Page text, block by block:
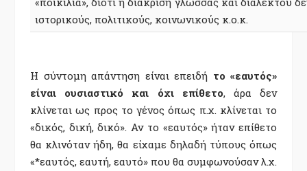
ιστορικούς, πολιτικούς, κοινωνικούς κ.ο.κ.
Η σύντομη απάντηση είναι επειδή το «εαυτός»
είναι ουσιαστικό και όχι επίθετο, άρα δεν
κλίνεται ως προς το γένος όπως π.χ. κλίνεται το
«δικός, δική, δικό». Αν το «εαυτός» ήταν επίθετο
θα κλινόταν ήδη, θα είχαμε δηλαδή τύπους όπως
«*εαυτός, εαυτή, εαυτό» που θα συμφωνούσαν λ.χ.